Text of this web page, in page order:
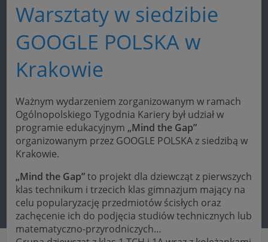
Warsztaty w siedzibie
GOOGLE POLSKA w
Krakowie
Ważnym wydarzeniem zorganizowanym w ramach
Ogólnopolskiego Tygodnia Kariery był udział w
programie edukacyjnym „Mind the Gap”
organizowanym przez GOOGLE POLSKA z siedzibą w
Krakowie.
„Mind the Gap”to projekt dla dziewcząt z pierwszych
klas technikum i trzecich klas gimnazjum mający na
celu popularyzację przedmiotów ścisłych oraz
zachęcenie ich do podjęcia studiów technicznych lub
matematyczno-przyrodniczych…